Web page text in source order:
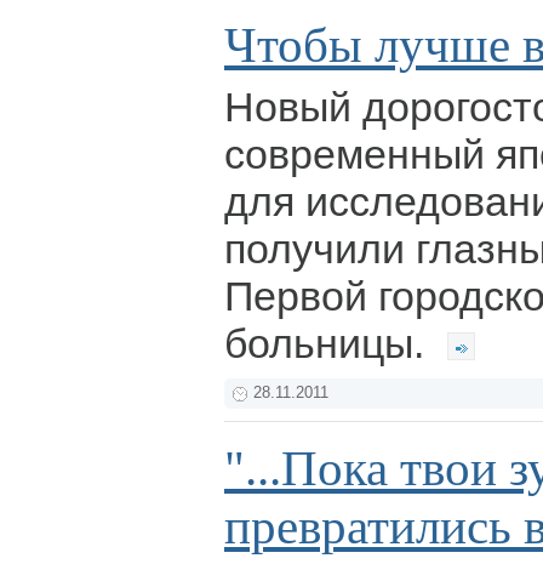
Чтобы лучше
Новый
современный
для
получили
Первой
больницы.
28.11.2011
"...Пока твои
превратились